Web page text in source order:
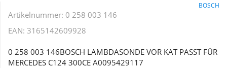
BOSCH
Artikelnummer: 0 258 003 146
EAN: 3165142609928
0 258 003 146BOSCH LAMBDASONDE VOR KAT PASST FÜR
MERCEDES C124 300CE A0095429117